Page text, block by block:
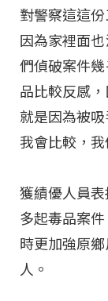
對警察這這
因為家裡面
們偵破案件
品比較反感
就是因為被
我會比較，我
獲績優人員
多起毒品案
時更加強原
人。